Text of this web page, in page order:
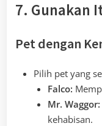
7. Gunakan
Pet dengan
Pilih pet yang
Falco:
Mr. Waggor:
kehabisan.